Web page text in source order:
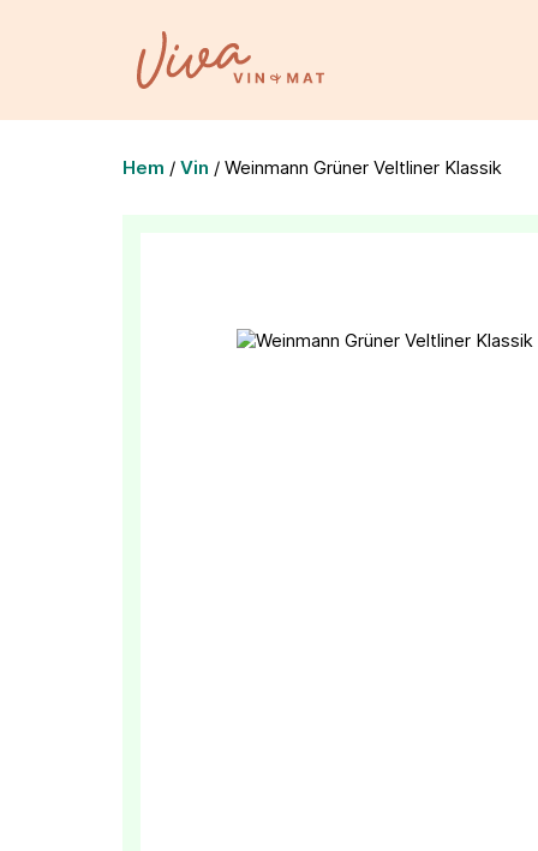
Hem / Vin / Weinmann Grüner Veltliner Klassik